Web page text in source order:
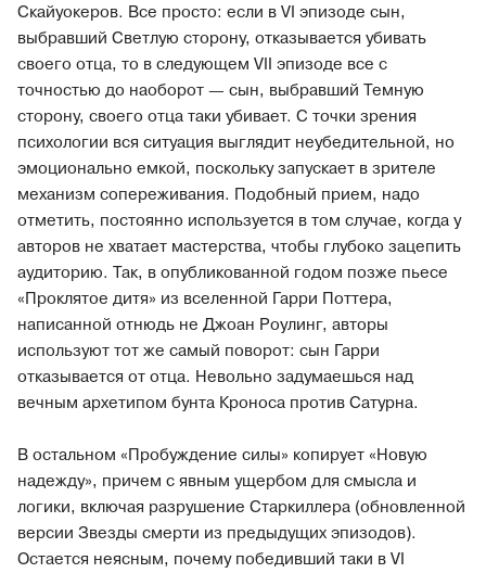
Скайуокеров. Все просто: если в VI эпизоде сын,
выбравший Светлую сторону, отказывается убивать
своего отца, то в следующем VII эпизоде все с
точностью до наоборот — сын, выбравший Темную
сторону, своего отца таки убивает. С точки зрения
психологии вся ситуация выглядит неубедительной, но
эмоционально емкой, поскольку запускает в зрителе
механизм сопереживания. Подобный прием, надо
отметить, постоянно используется в том случае, когда у
авторов не хватает мастерства, чтобы глубоко зацепить
аудиторию. Так, в опубликованной годом позже пьесе
«Проклятое дитя» из вселенной Гарри Поттера,
написанной отнюдь не Джоан Роулинг, авторы
используют тот же самый поворот: сын Гарри
отказывается от отца. Невольно задумаешься над
вечным архетипом бунта Кроноса против Сатурна.
В остальном «Пробуждение силы» копирует «Новую
надежду», причем с явным ущербом для смысла и
логики, включая разрушение Старкиллера (обновленной
версии Звезды смерти из предыдущих эпизодов).
Остается неясным, почему победивший таки в VI